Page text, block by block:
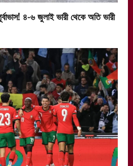
পূর্বাভাস! ৪-৬ জুলাই ভারী থেকে অতি ভারী